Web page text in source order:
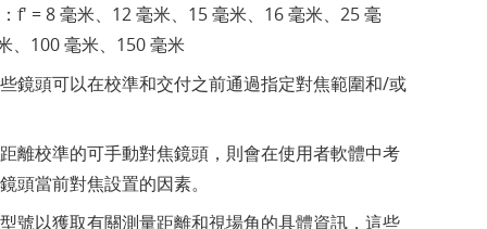
f' = 8 毫米、12 毫米、15 毫米、16 毫米、25 毫
、100 毫米、150 毫米
鏡頭可以在校準和交付之前通過指定對焦範圍和/或
離校準的可手動對焦鏡頭，則會在使用者軟體中考
頭當前對焦設置的因素。
號以獲取有關測量距離和視場角的具體資訊，這些